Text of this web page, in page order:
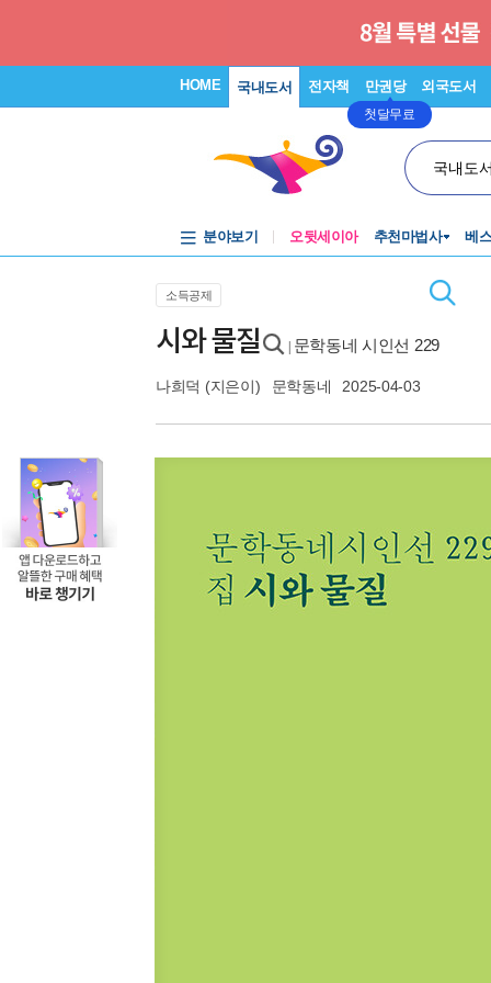
HOME 국내도서 전자책 만권당
첫달무료
외국도서
국내도
분야보기 오뒷세이아 추천마법사 베
소득공제
시와 물질 문학동네 시인선 229
나희덕 (지은이) 문학동네 2025-04-03